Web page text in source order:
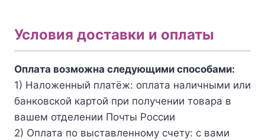
Условия доставки и оплаты
Оплата возможна следующими способами:
1) Наложенный платёж: оплата наличными или
банковской картой при получении товара в
вашем отделении Почты России
2) Оплата по выставленному счету: с вами